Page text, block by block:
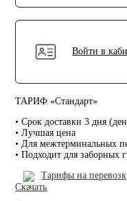
Войти в
ТАРИФ «Стандарт»
• Срок доставки 3 дня
• Лучшая цена
• Для межтерминальных
• Подходит для заборных
Тарифы на
Скачать